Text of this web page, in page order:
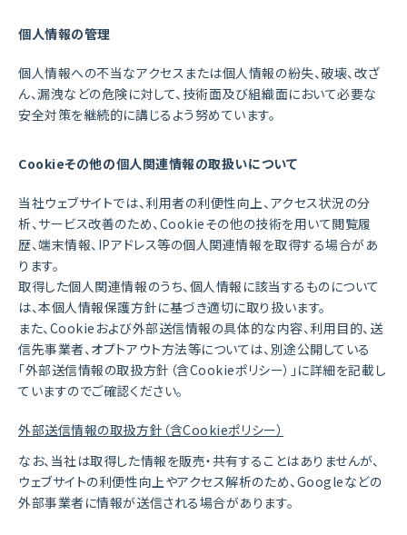
個人情報の管理
個人情報への不当なアクセスまたは個人情報の紛失、破壊、改ざ
ん、漏洩などの危険に対して、技術面及び組織面において必要な
安全対策を継続的に講じるよう努めています。
Cookieその他の個人関連情報の取扱いについて
当社ウェブサイトでは、利用者の利便性向上、アクセス状況の分
析、サービス改善のため、Cookieその他の技術を用いて閲覧履
歴、端末情報、IPアドレス等の個人関連情報を取得する場合があ
ります。
取得した個人関連情報のうち、個人情報に該当するものについて
は、本個人情報保護方針に基づき適切に取り扱います。
また、Cookieおよび外部送信情報の具体的な内容、利用目的、送
信先事業者、オプトアウト方法等については、別途公開している
「外部送信情報の取扱方針（含Cookieポリシー）」に詳細を記載し
ていますのでご確認ください。
外部送信情報の取扱方針（含Cookieポリシー）
なお、当社は取得した情報を販売・共有することはありませんが、
ウェブサイトの利便性向上やアクセス解析のため、Googleなどの
外部事業者に情報が送信される場合があります。